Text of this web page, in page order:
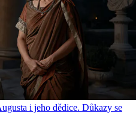
i jeho dědice. Důkazy se